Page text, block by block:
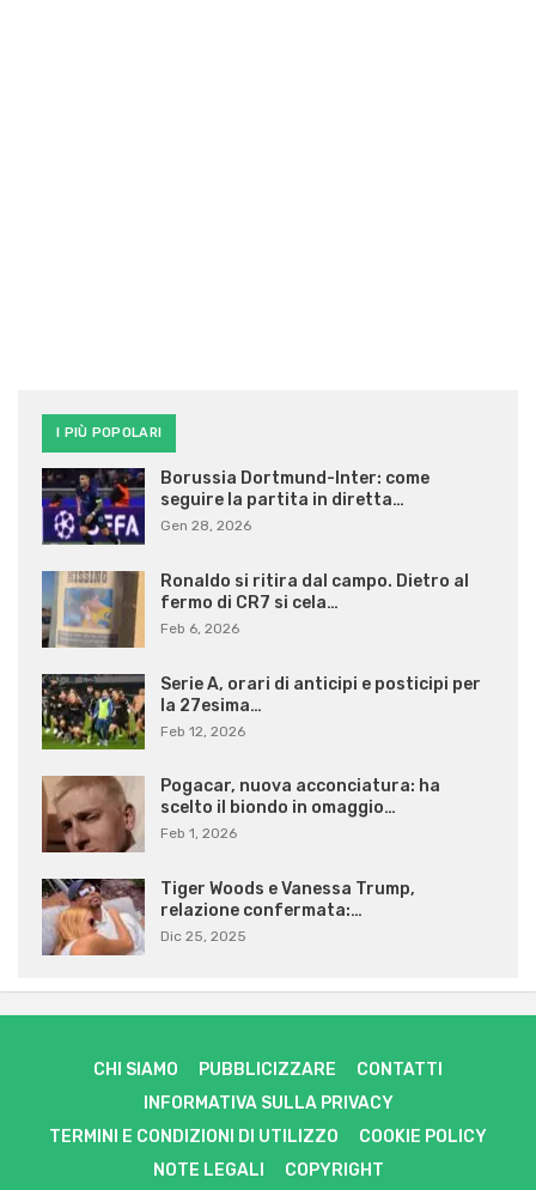
I PIÙ POPOLARI
Borussia Dortmund-Inter: come
seguire la partita in diretta…
Gen 28, 2026
Ronaldo si ritira dal campo. Dietro al
fermo di CR7 si cela…
Feb 6, 2026
Serie A, orari di anticipi e posticipi per
la 27esima…
Feb 12, 2026
Pogacar, nuova acconciatura: ha
scelto il biondo in omaggio…
Feb 1, 2026
Tiger Woods e Vanessa Trump,
relazione confermata:…
Dic 25, 2025
CHI SIAMO PUBBLICIZZARE
CONTATTI
INFORMATIVA SULLA PRIVACY
TERMINI E CONDIZIONI DI UTILIZZO
COOKIE POLICY
NOTE LEGALI
COPYRIGHT